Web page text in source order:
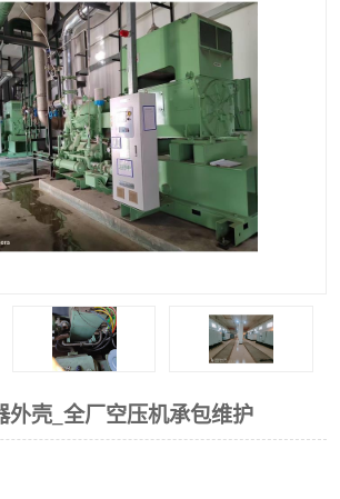
外壳_全厂空压机承包维护
闽台富源特种陶瓷
零部件 英格索兰离心机空滤芯
离心机 库伯卡麦隆离心机零件
离心式压缩机高速转子组
中冷耐高温气侧密封胶垫
复盛FS-elliott离心机零件
维修 CAMERON空压机显示屏